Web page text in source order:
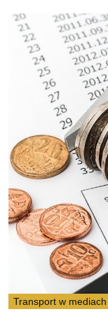
Transport w mediach